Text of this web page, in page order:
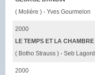
( Molière ) - Yves Gourmelon
2000
LE TEMPS ET LA CHAMBRE
( Botho Strauss ) - Seb Lagord
2000